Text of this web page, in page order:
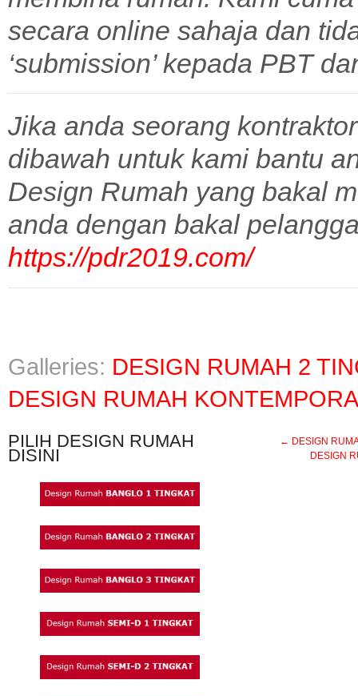
secara online sahaja dan
‘submission’ kepada PBT
Jika anda seorang
dibawah untuk kami bantu
Design Rumah yang bakal
anda dengan bakal
https://pdr2019.com/
Galleries: DESIGN RUMAH 2
DESIGN RUMAH
← DESIGN
DESIGN
PILIH DESIGN RUMAH
DISINI